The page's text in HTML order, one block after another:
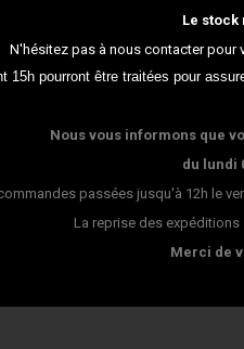
Le stock
N'hésitez pas à nous contacter pour
15h pourront être traitées pour
Nous vous informons que
du lundi
passées jusqu'à 12h le
La reprise des
Merci de